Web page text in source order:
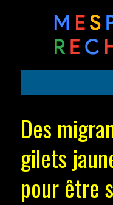
Des
gilets
pour être